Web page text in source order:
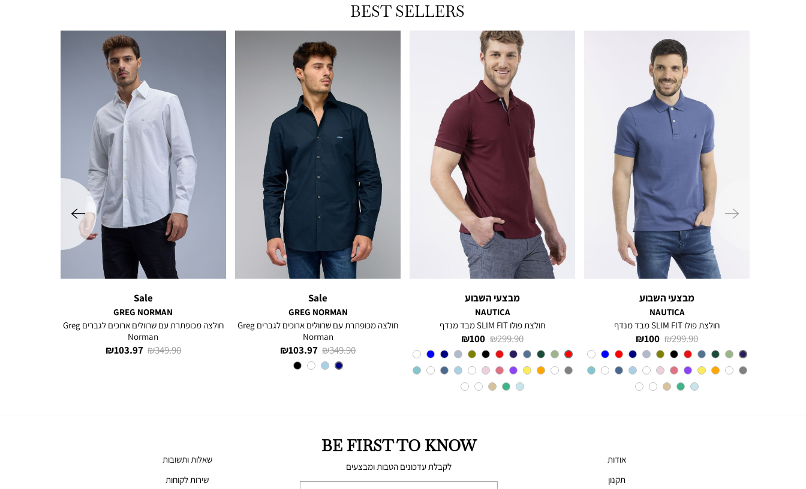
BEST SELLERS
ימינה
מבצעי השבוע
NAUTICA
חולצת פולו SLIM FIT מבד מנדף
מחיר
מוצר
100 ₪
מחיר
רגיל
299.90 ₪
צבע
BLUE
INDIGO
מבצעי השבוע
NAUTICA
חולצת פולו SLIM FIT מבד מנדף
מחיר
מוצר
100 ₪
מחיר
רגיל
299.90 ₪
צבע
Red
Sale
GREG NORMAN
חולצה מכופתרת עם שרוולים ארוכים לגברים Greg
Norman
מחיר
מוצר
103.97 ₪
מחיר
רגיל
349.90 ₪
צבע
NAVY
Sale
GREG NORMAN
חולצה מכופתרת עם שרוולים ארוכים לגברים Greg
Norman
מחיר
103.97 ₪
מחיר
349.90 ₪
שמאלה
BE FIRST TO KNOW
לקבלת עדכונים הטבות ומבצעים
אודות
תקנון
שאלות ותשובות
שירות לקוחות